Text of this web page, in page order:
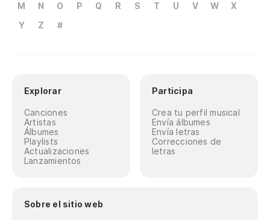
M
N O P Q R S T U V W
X
Y
Z #
Explorar
Canciones
Artistas
Álbumes
Playlists
Actualizaciones
Lanzamientos
Participa
Crea tu perfil musical
Envía álbumes
Envía letras
Correcciones de
letras
Sobre el sitio web